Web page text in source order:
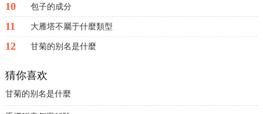
10 包子的成分
11 大雁塔不屬于什麼類型
12 甘菊的别名是什麼
猜你喜欢
甘菊的别名是什麼